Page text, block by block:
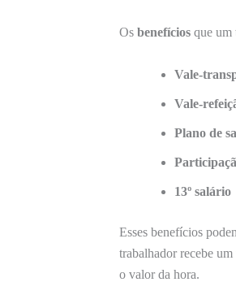
Os benefícios que um
Vale-
Vale-
Plano de
13º salário
Esses benefícios
trabalhador recebe um
o valor da hora.